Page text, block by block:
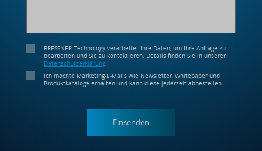
BRESSNER Technology verarbeitet Ihre Daten, um Ihre Anfrage zu
bearbeiten und Sie zu kontaktieren. Details finden Sie in unserer
Datenschutzerklärung.
Ich möchte Marketing-E-Mails wie Newsletter, Whitepaper und
Produktkataloge erhalten und kann diese jederzeit abbestellen